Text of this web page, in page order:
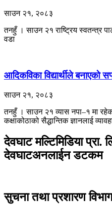
साउन २१, २०८३
तनहुँ । साउन २१ राष्ट्रिय स्वतन्त्र
वडा
आदिकविका विद्यार्थीले बनाएको
साउन २१, २०८३
तनहुँ । साउन २१ ​व्यास नपा–१ मा
कक्षाकोठाको सैद्धान्तिक ज्ञानलाई
देवघाट मल्टिमिडिया प्रा.
देवघाटअनलाईन डटकम
सुचना तथा प्रशारण विभाग